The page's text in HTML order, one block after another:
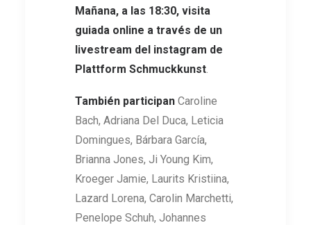
Mañana, a las 18:30, visita
guiada online a través de un
livestream del instagram de
Plattform Schmuckkunst.
También participan Caroline
Bach, Adriana Del Duca, Leticia
Domingues, Bárbara García,
Brianna Jones, Ji Young Kim,
Kroeger Jamie, Laurits Kristiina,
Lazard Lorena, Carolin Marchetti,
Penelope Schuh, Johannes